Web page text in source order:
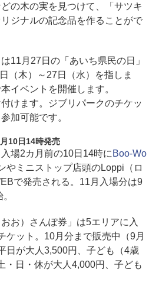
の木の実を見つけて、「サツキ
ジナルの記念品を作ることがで
11月27日の「あいち県民の日」
（木）～27日（水）を指しま
イベントを開催します。
けます。ジブリパークのチケッ
加可能です。
10日14時発売
場2カ月前の10日14時に Boo-Wo
やミニストップ店頭のLoppi（ロ
で発売される。11月入場分は9
お）さんぽ券」は5エリアに入
ケット。10月分まで販売中（9月
日が大人3,500円、子ども（4歳
・日・休が大人4,000円、子ども